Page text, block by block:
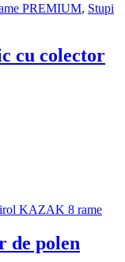
PREMIUM, Stupi
cu colector
KAZAK 8 rame
de polen